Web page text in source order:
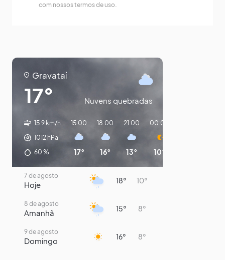
com nossos termos de uso.
Gravataí
17° Nuvens quebradas
15.9 km/h
1012 hPa
60 %
15:00
17°
18:00
16°
21:00
13°
00:00
10°
7 de agosto
Hoje 18° 10°
8 de agosto
Amanhã 15° 8°
9 de agosto
Domingo 16° 8°